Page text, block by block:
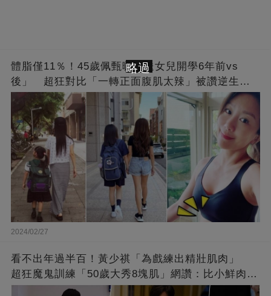
體脂僅11％！45歲佩甄曬「送女兒開學6年前vs
後」 超狂對比「一轉正面腹肌太辣」被讚逆生
長：媽媽變姊姊❤
2024/02/27
看不出年過半百！黃少祺「為戲練出精壯肌肉」
超狂魔鬼訓練「50歲大秀8塊肌」網讚：比小鮮肉猛
❤
略過